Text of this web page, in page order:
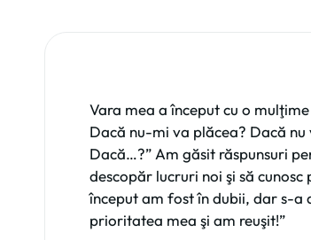
Vara mea a început cu o
Dacă nu-mi va plăcea? Dacă
Dacă…?” Am găsit răspunsuri
descopăr lucruri noi şi să
început am fost în dubii, dar s-a
prioritatea mea şi am reuşit!”